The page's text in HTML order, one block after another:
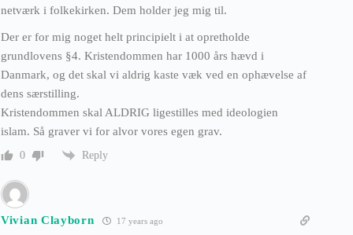
netværk i folkekirken. Dem holder jeg mig til.
Der er for mig noget helt principielt i at opretholde
grundlovens §4. Kristendommen har 1000 års hævd i
Danmark, og det skal vi aldrig kaste væk ved en ophævelse af
dens særstilling.
Kristendommen skal ALDRIG ligestilles med ideologien
islam. Så graver vi for alvor vores egen grav.
0 Reply
Vivian Clayborn 17 years ago